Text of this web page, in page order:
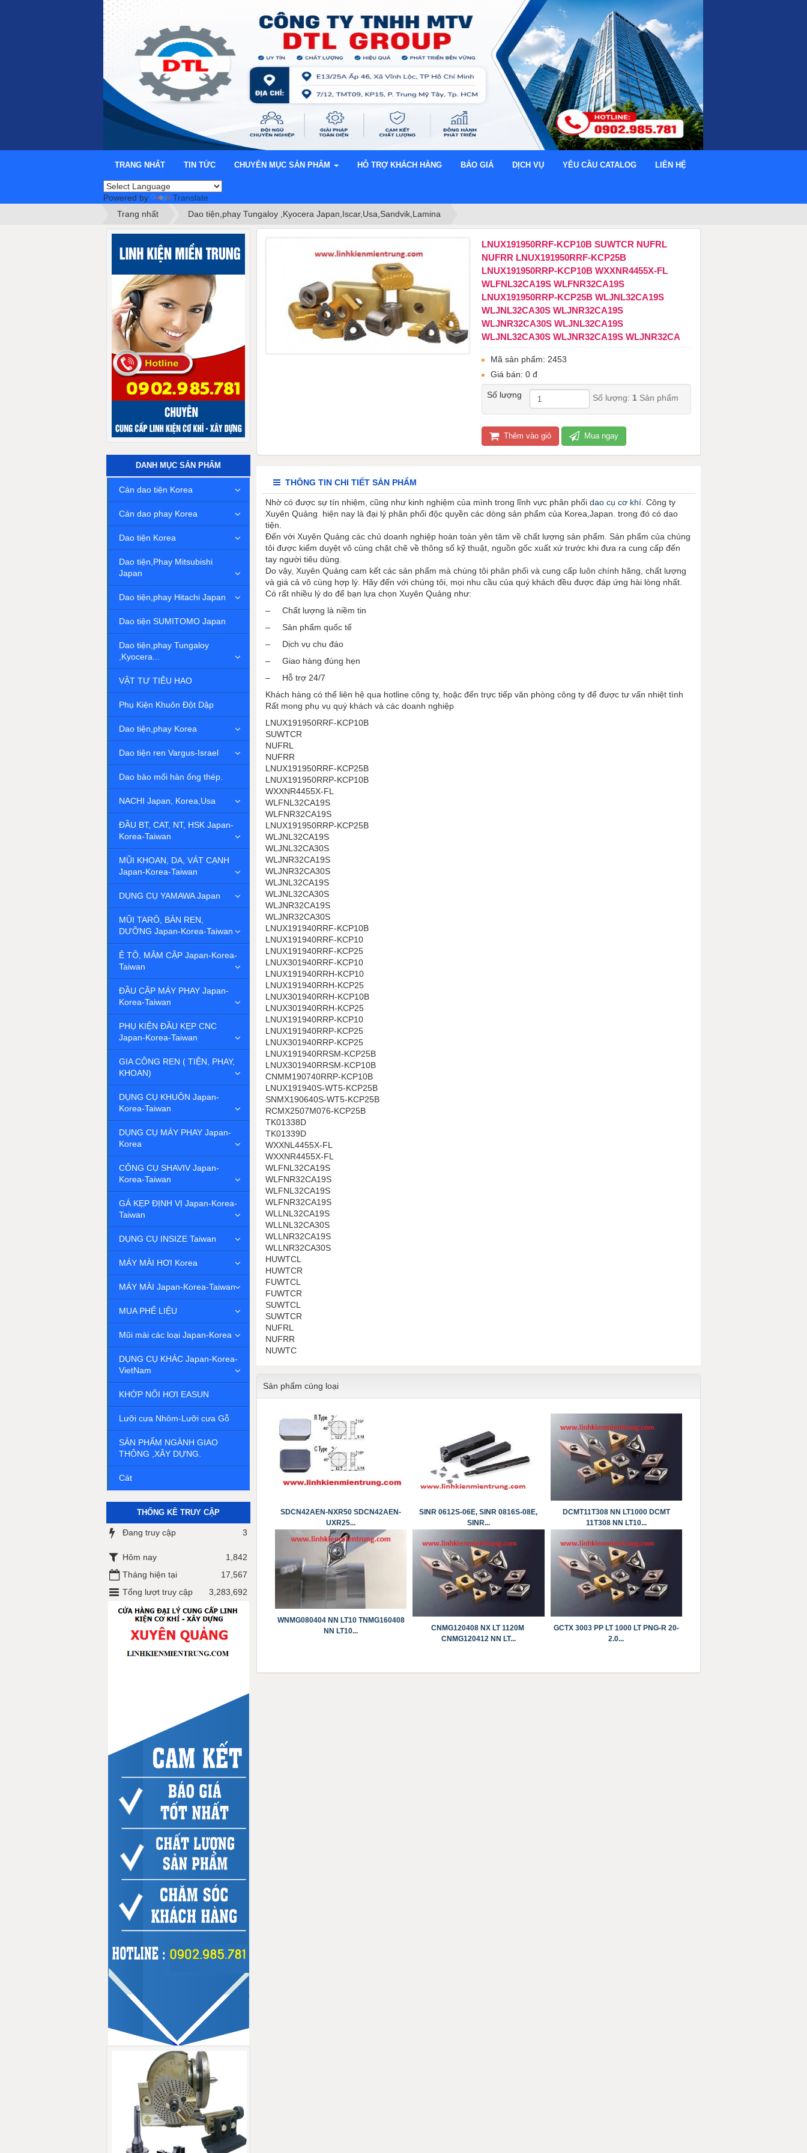
TRANG NHẤT TIN TỨC CHUYÊN MỤC SẢN PHẨM HỖ TRỢ KHÁCH HÀNG BÁO GIÁ DỊCH VỤ YÊU CẦU CATALOG LIÊN HỆ
Powered by
Translate
Trang nhất
Dao tiện,phay Tungaloy ,Kyocera Japan,Iscar,Usa,Sandvik,Lamina
LNUX191950RRF-KCP10B SUWTCR NUFRL
NUFRR LNUX191950RRF-KCP25B
LNUX191950RRP-KCP10B ​​​​​​​WXXNR4455X-FL
WLFNL32CA19S WLFNR32CA19S
LNUX191950RRP-KCP25B WLJNL32CA19S
WLJNL32CA30S WLJNR32CA19S
WLJNR32CA30S WLJNL32CA19S
WLJNL32CA30S WLJNR32CA19S WLJNR32CA
Mã sản phẩm: 2453
Giá bán: 0 đ
Số lượng Số lượng: 1 Sản phẩm
Thêm vào giỏ Mua ngay
THÔNG TIN CHI TIẾT SẢN PHẨM
Nhờ có được sự tín nhiệm, cũng như kinh nghiệm của mình trong lĩnh vực phân phối dao cụ cơ khí . Công ty
Xuyên Quảng hiện nay là đại lý phân phối độc quyền các dòng sản phẩm của Korea,Japan. trong đó có dao
tiện.
Đến với Xuyên Quảng các chủ doanh nghiệp hoàn toàn yên tâm về chất lượng sản phẩm. Sản phẩm của chúng
tôi được kiểm duyệt vô cùng chặt chẽ về thông số kỹ thuật, nguồn gốc xuất xứ trước khi đưa ra cung cấp đến
tay người tiêu dùng.
Do vậy, Xuyên Quảng cam kết các sản phẩm mà chúng tôi phân phối và cung cấp luôn chính hãng, chất lượng
và giá cả vô cùng hợp lý. Hãy đến với chúng tôi, mọi nhu cầu của quý khách đều được đáp ứng hài lòng nhất.
Có rất nhiều lý do để bạn lựa chọn Xuyên Quảng như:
– Chất lượng là niềm tin
– Sản phẩm quốc tế
– Dịch vụ chu đáo
– Giao hàng đúng hẹn
– Hỗ trợ 24/7
Khách hàng có thể liên hệ qua hotline công ty, hoặc đến trực tiếp văn phòng công ty để được tư vấn nhiệt tình
Rất mong phụ vụ quý khách và các doanh nghiệp
LNUX191950RRF-KCP10B
SUWTCR
NUFRL
NUFRR
LNUX191950RRF-KCP25B
LNUX191950RRP-KCP10B
WXXNR4455X-FL
WLFNL32CA19S
WLFNR32CA19S
LNUX191950RRP-KCP25B
WLJNL32CA19S
WLJNL32CA30S
WLJNR32CA19S
WLJNR32CA30S
WLJNL32CA19S
WLJNL32CA30S
WLJNR32CA19S
WLJNR32CA30S
LNUX191940RRF-KCP10B
LNUX191940RRF-KCP10
LNUX191940RRF-KCP25
LNUX301940RRF-KCP10
LNUX191940RRH-KCP10
LNUX191940RRH-KCP25
LNUX301940RRH-KCP10B
LNUX301940RRH-KCP25
LNUX191940RRP-KCP10
LNUX191940RRP-KCP25
LNUX301940RRP-KCP25
LNUX191940RRSM-KCP25B
LNUX301940RRSM-KCP10B
CNMM190740RRP-KCP10B
LNUX191940S-WT5-KCP25B
SNMX190640S-WT5-KCP25B
RCMX2507M076-KCP25B
TK01338D
TK01339D
WXXNL4455X-FL
WXXNR4455X-FL
WLFNL32CA19S
WLFNR32CA19S
WLFNL32CA19S
WLFNR32CA19S
WLLNL32CA19S
WLLNL32CA30S
WLLNR32CA19S
WLLNR32CA30S
HUWTCL
HUWTCR
FUWTCL
FUWTCR
SUWTCL
SUWTCR
NUFRL
NUFRR
NUWTC
Sản phẩm cùng loại
SDCN42AEN-NXR50 SDCN42AEN-
UXR25...
SINR 0612S-06E, SINR 0816S-08E,
SINR...
DCMT11T308 NN LT1000 DCMT
11T308 NN LT10...
WNMG080404 NN LT10 TNMG160408
NN LT10...
CNMG120408 NX LT 1120M
CNMG120412 NN LT...
GCTX 3003 PP LT 1000 LT PNG-R 20-
2.0...
DANH MỤC SẢN PHẨM
Cán dao tiện Korea
Cán dao phay Korea
Dao tiện Korea
Dao tiện,Phay Mitsubishi
Japan
Dao tiện,phay Hitachi Japan
Dao tiện SUMITOMO Japan
Dao tiện,phay Tungaloy
,Kyocera...
VẬT TƯ TIÊU HAO
Phụ Kiện Khuôn Đột Dập
Dao tiện,phay Korea
Dao tiện ren Vargus-Israel
Dao bào mối hàn ống thép.
NACHI Japan, Korea,Usa
ĐẦU BT, CAT, NT, HSK Japan-
Korea-Taiwan
MŨI KHOAN, DA, VÁT CẠNH
Japan-Korea-Taiwan
DỤNG CỤ YAMAWA Japan
MŨI TARÔ, BÀN REN,
DƯỠNG Japan-Korea-Taiwan
Ê TÔ, MÂM CẶP Japan-Korea-
Taiwan
ĐẦU CẶP MÁY PHAY Japan-
Korea-Taiwan
PHỤ KIỆN ĐẦU KẸP CNC
Japan-Korea-Taiwan
GIA CÔNG REN ( TIỆN, PHAY,
KHOAN)
DỤNG CỤ KHUÔN Japan-
Korea-Taiwan
DỤNG CỤ MÁY PHAY Japan-
Korea
CÔNG CỤ SHAVIV Japan-
Korea-Taiwan
GÁ KẸP ĐỊNH VỊ Japan-Korea-
Taiwan
DỤNG CỤ INSIZE Taiwan
MÁY MÀI HƠI Korea
MÁY MÀI Japan-Korea-Taiwan
MUA PHẾ LIỆU
Mũi mài các loại Japan-Korea
DỤNG CỤ KHÁC Japan-Korea-
VietNam
KHỚP NỐI HƠI EASUN
Lưỡi cưa Nhôm-Lưỡi cưa Gỗ
SẢN PHẨM NGÀNH GIAO
THÔNG ,XÂY DỰNG.
Cát
THỐNG KÊ TRUY CẬP
Đang truy cập 3
Hôm nay
1,842
Tháng hiện tại
17,567
Tổng lượt truy cập
3,283,692